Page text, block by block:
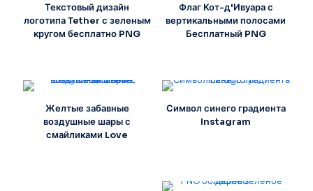
Текстовый дизайн
логотипа Tether с зеленым
кругом бесплатно PNG
Флаг Кот-д'Ивуара с
вертикальными полосами
Бесплатный PNG
Желтые забавные
воздушные шары с
смайликами Love
Символ синего градиента
Instagram